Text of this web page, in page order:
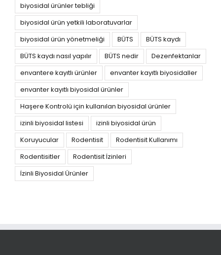
biyosidal ürünler tebliği
biyosidal ürün yetkili laboratuvarlar
biyosidal ürün yönetmeliği
BÜTS
BÜTS kaydı
BÜTS kaydı nasıl yapılır
BÜTS nedir
Dezenfektanlar
envantere kayıtlı ürünler
envanter kayıtlı biyosidaller
envanter kayıtlı biyosidal ürünler
Haşere Kontrolü için kullanılan biyosidal ürünler
izinli biyosidal listesi
izinli biyosidal ürün
Koruyucular
Rodentisit
Rodentisit Kullanımı
Rodentisitler
Rodentisit İzinleri
İzinli Biyosidal Ürünler